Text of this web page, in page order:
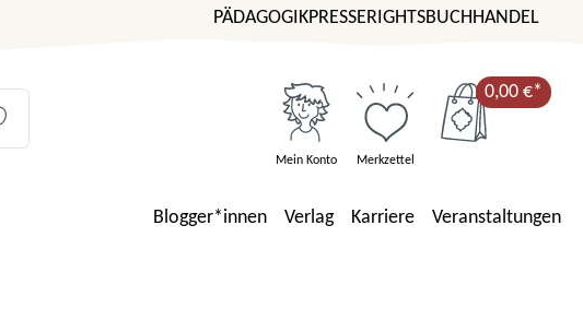
PÄDAGOGIKPRESSERIGHTSBUCHHANDEL
Mein Konto Merkzettel
0,00 €*
Blogger*innen Verlag Karriere Veranstaltungen